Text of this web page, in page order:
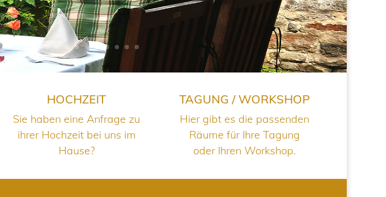
HOCHZEIT
Sie haben eine Anfrage zu
ihrer Hochzeit bei uns im
Hause?
TAGUNG / WORKSHOP
Hier gibt es die passenden
Räume für Ihre Tagung
oder Ihren Workshop.